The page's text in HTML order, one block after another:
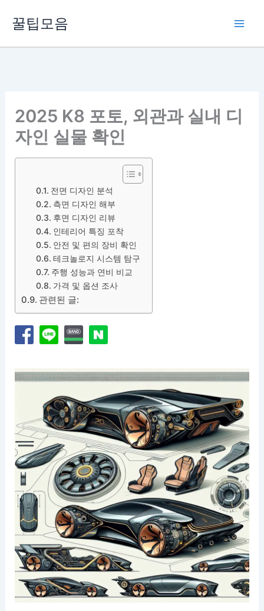
꿀팁모음
2025 K8 포토, 외관과 실내 디
자인 실물 확인
전면 디자인 분석
측면 디자인 해부
후면 디자인 리뷰
인테리어 특징 포착
안전 및 편의 장비 확인
테크놀로지 시스템 탐구
주행 성능과 연비 비교
가격 및 옵션 조사
관련된 글: